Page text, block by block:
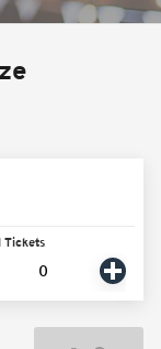
Tickets